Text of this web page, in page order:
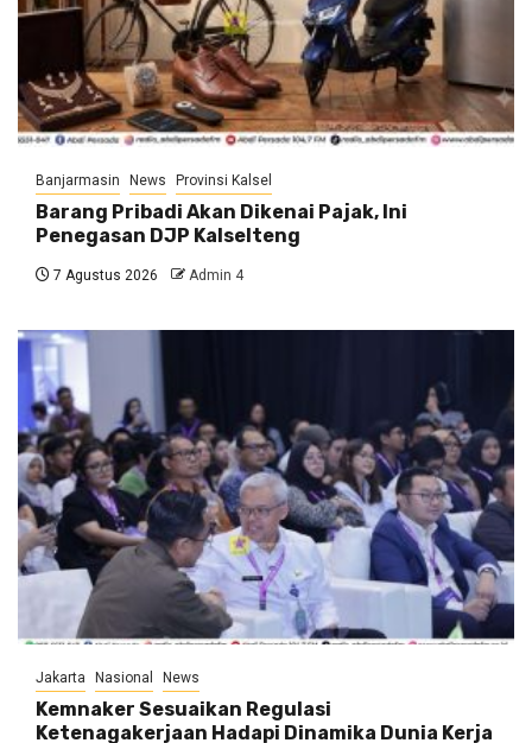
Banjarmasin News Provinsi Kalsel
Barang Pribadi Akan Dikenai Pajak, Ini
Penegasan DJP Kalselteng
7 Agustus 2026 Admin 4
Jakarta Nasional News
Kemnaker Sesuaikan Regulasi
Ketenagakerjaan Hadapi Dinamika Dunia Kerja